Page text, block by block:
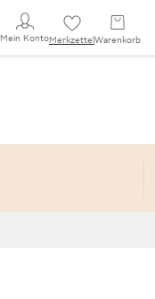
Mein KontoMerkzettel Warenkorb